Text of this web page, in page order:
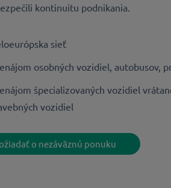
kontinuitu podnikania.
sieť
osobných vozidiel, autobusov,
špecializovaných vozidiel
vozidiel
o nezáväznú ponuku